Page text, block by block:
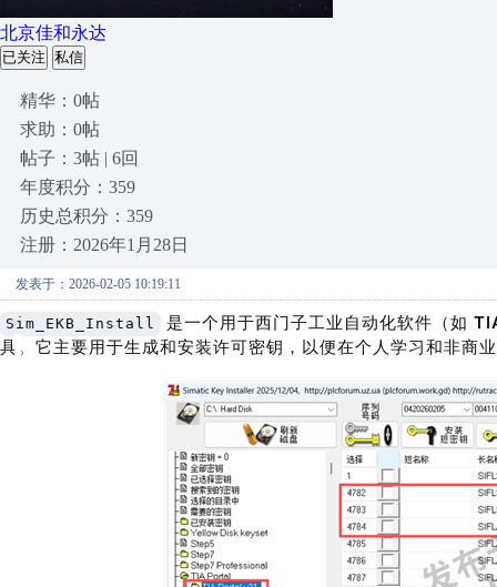
北京佳和永达
已关注 私信
精华：0帖
求助：0帖
帖子：3帖 | 6回
年度积分：359
历史总积分：359
注册：2026年1月28日
发表于：2026-02-05 10:19:11
Sim_EKB_Install 是一个用于西门子工业自动化软件（如
具 。它主要用于生成和安装许可密钥，以便在个人学习和非商